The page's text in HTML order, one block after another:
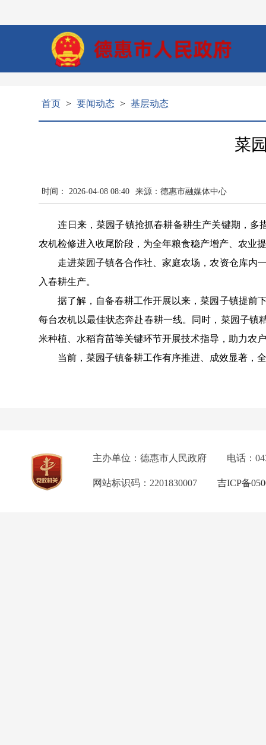
首页 > 要闻动态 > 基层动态
菜
时间： 2026-04-08 08:40 来源：德惠市融媒体中心
连日来，菜园子镇抢抓春耕备耕生产关键期，多措
农机检修进入收尾阶段，为全年粮食稳产增产、农业
走进菜园子镇各合作社、家庭农场，农资仓库内一
入春耕生产。
据了解，自备春耕工作开展以来，菜园子镇提前下
每台农机以最佳状态奔赴春耕一线。同时，菜园子镇
米种植、水稻育苗等关键环节开展技术指导，助力农
当前，菜园子镇备耕工作有序推进、成效显著，全
主办单位：德惠市人民政府 电话：
网站标识码：2201830007 吉ICP备